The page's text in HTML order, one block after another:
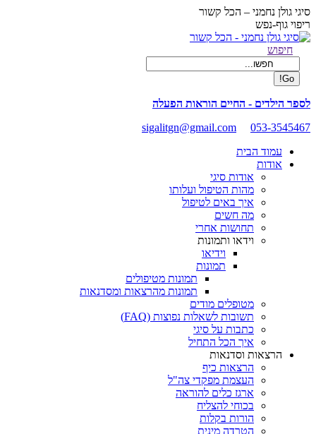
Skip
to
content
סיגי גולן נחמני – הכל קשור
ריפוי גוף-נפש
Facebook
opens
new
window
Search:
חיפוש
לספר הילדים - החיים הוראות הפעלה
sigalitgn@gmail.com
053-3545467
עמוד הבית
אודות
אודות סיגי
מהות הטיפול ועלותו
איך באים לטיפול
מה חשים
תחושות אחרי
וידאו ותמונות
וידיאו
תמונות
תמונות מטיפולים
תמונות מהרצאות ומסדנאות
מטופלים מודים
תשובות לשאלות נפוצות (FAQ)
כתבות על סיגי
איך הכל התחיל
הרצאות וסדנאות
הרצאות כיף
העצמת מפקדי צה"ל
ארגז כלים להוראה
בכוחי להצליח
הורות בקלות
הטרדה מינית